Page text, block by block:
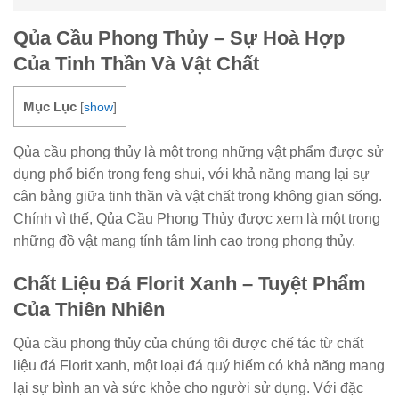
Qủa Cầu Phong Thủy – Sự Hoà Hợp
Của Tinh Thần Và Vật Chất
Mục Lục [show]
Qủa cầu phong thủy là một trong những vật phẩm được sử
dụng phổ biến trong feng shui, với khả năng mang lại sự
cân bằng giữa tinh thần và vật chất trong không gian sống.
Chính vì thế, Qủa Cầu Phong Thủy được xem là một trong
những đồ vật mang tính tâm linh cao trong phong thủy.
Chất Liệu Đá Florit Xanh – Tuyệt Phẩm
Của Thiên Nhiên
Qủa cầu phong thủy của chúng tôi được chế tác từ chất
liệu đá Florit xanh, một loại đá quý hiếm có khả năng mang
lại sự bình an và sức khỏe cho người sử dụng. Với đặc